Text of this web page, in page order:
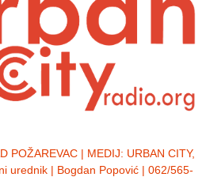
POŽAREVAC | MEDIJ: URBAN CITY,
urednik | Bogdan Popović | 062/565-